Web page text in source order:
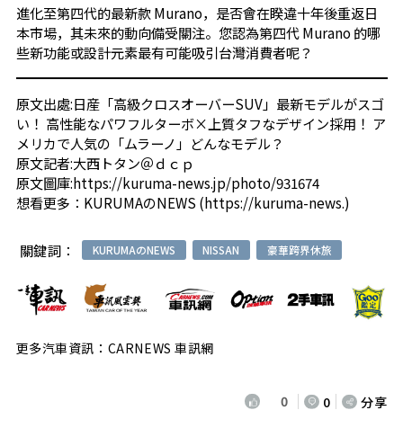
進化至第四代的最新款 Murano，是否會在睽違十年後重返日
本市場，其未來的動向備受關注。您認為第四代 Murano 的哪
些新功能或設計元素最有可能吸引台灣消費者呢？
原文出處:日産「高級クロスオーバーSUV」最新モデルがスゴ
い！ 高性能なパワフルターボ×上質タフなデザイン採用！ ア
メリカで人気の「ムラーノ」どんなモデル？
原文記者:大西トタン＠ｄｃｐ
原文圖庫:https://kuruma-news.jp/photo/931674
想看更多： KURUMAのNEWS (https://kuruma-news.)
關鍵詞： KURUMAのNEWS NISSAN 豪華跨界休旅
更多汽車資訊：CARNEWS 車訊網
0 0 分享